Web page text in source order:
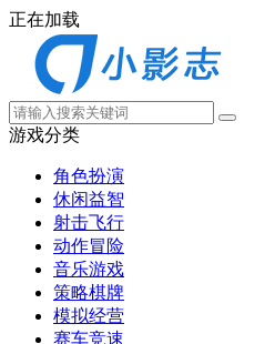
正在加载
游戏分类
角色扮演
休闲益智
射击飞行
动作冒险
音乐游戏
策略棋牌
模拟经营
赛车竞速